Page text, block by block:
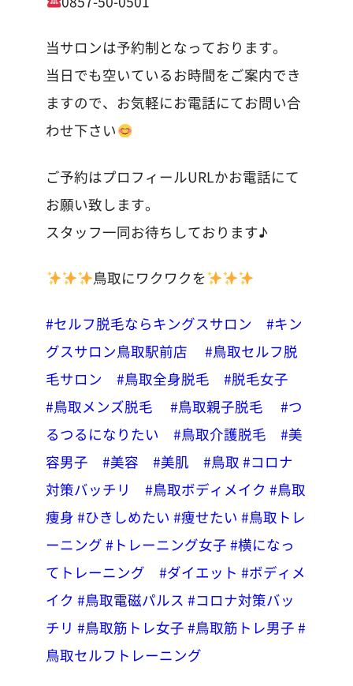
当サロンは予約制となっております。
当日でも空いているお時間をご案内でき
ますので、お気軽にお電話にてお問い合
わせ下さい
ご予約はプロフィールURLかお電話にて
お願い致します。
スタッフ一同お待ちしております♪
鳥取にワクワクを
#セルフ脱毛ならキングスサロン
#キン
グスサロン鳥取駅前店
#鳥取セルフ脱
毛サロン
#鳥取全身脱毛
#脱毛女子
#鳥取メンズ脱毛
#鳥取親子脱毛
#つ
るつるになりたい
#鳥取介護脱毛
#美
容男子
#美容 #美肌 #鳥取 #コロナ
対策バッチリ
#鳥取ボディメイク #鳥取
痩身 #ひきしめたい #痩せたい #鳥取トレ
ーニング #トレーニング女子 #横になっ
てトレーニング
#ダイエット #ボディメ
イク #鳥取電磁パルス #コロナ対策バッ
チリ #鳥取筋トレ女子 #鳥取筋トレ男子 #
鳥取セルフトレーニング